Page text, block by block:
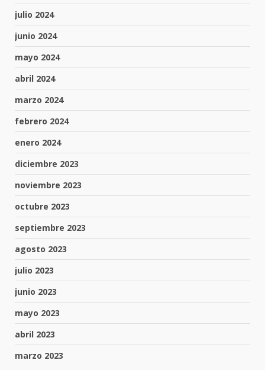
julio 2024
junio 2024
mayo 2024
abril 2024
marzo 2024
febrero 2024
enero 2024
diciembre 2023
noviembre 2023
octubre 2023
septiembre 2023
agosto 2023
julio 2023
junio 2023
mayo 2023
abril 2023
marzo 2023